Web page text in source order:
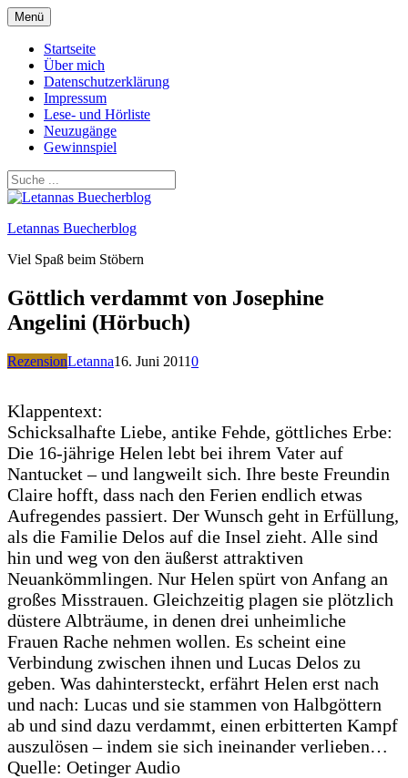
Zum
Inhalt
springen
Menü
Startseite
Über mich
Datenschutzerklärung
Impressum
Lese- und Hörliste
Neuzugänge
Gewinnspiel
Letannas Buecherblog
Viel Spaß beim Stöbern
Göttlich verdammt von Josephine
Angelini (Hörbuch)
RezensionLetanna16. Juni 20110
Klappentext:
Schicksalhafte Liebe, antike Fehde, göttliches Erbe:
Die 16-jährige Helen lebt bei ihrem Vater auf
Nantucket – und langweilt sich. Ihre beste Freundin
Claire hofft, dass nach den Ferien endlich etwas
Aufregendes passiert. Der Wunsch geht in Erfüllung,
als die Familie Delos auf die Insel zieht. Alle sind
hin und weg von den äußerst attraktiven
Neuankömmlingen. Nur Helen spürt von Anfang an
großes Misstrauen. Gleichzeitig plagen sie plötzlich
düstere Albträume, in denen drei unheimliche
Frauen Rache nehmen wollen. Es scheint eine
Verbindung zwischen ihnen und Lucas Delos zu
geben. Was dahintersteckt, erfährt Helen erst nach
und nach: Lucas und sie stammen von Halbgöttern
ab und sind dazu verdammt, einen erbitterten Kampf
auszulösen – indem sie sich ineinander verlieben…
Quelle: Oetinger Audio